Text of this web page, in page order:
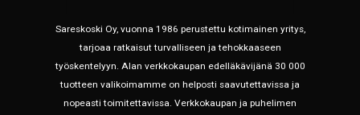
Sareskoski Oy, vuonna 1986 perustettu kotimainen yritys,
tarjoaa ratkaisut turvalliseen ja tehokkaaseen
työskentelyyn. Alan verkkokaupan edelläkävijänä 30 000
tuotteen valikoimamme on helposti saavutettavissa ja
nopeasti toimitettavissa. Verkkokaupan ja puhelimen